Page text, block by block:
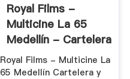
Royal Films -
Multicine La 65
Medellín - Cartelera
.
Royal Films - Multicine La
65 Medellín Cartelera y